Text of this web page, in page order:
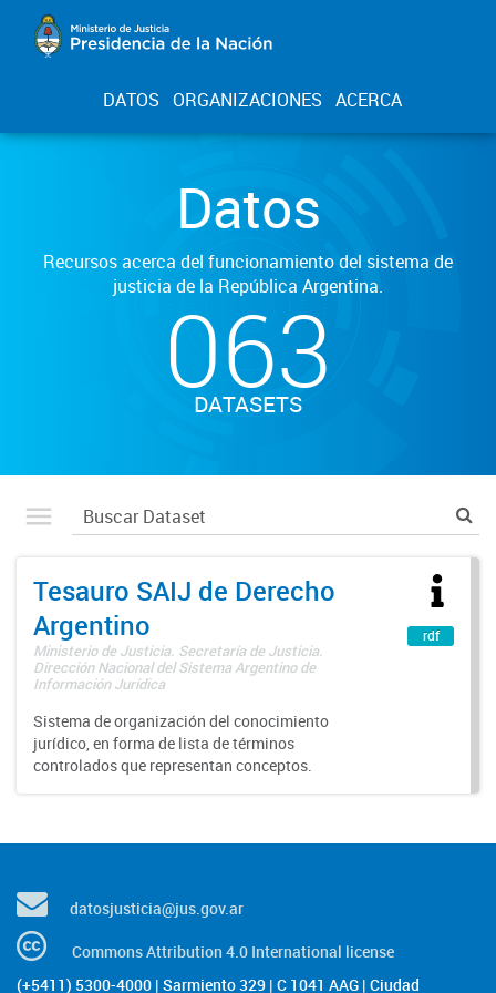
DATOS ORGANIZACIONES ACERCA
Datos
Recursos acerca del funcionamiento del sistema de
justicia de la República Argentina.
063
DATASETS
Tesauro SAIJ de Derecho
Argentino
Ministerio de Justicia. Secretaría de Justicia.
Dirección Nacional del Sistema Argentino de
Información Jurídica
Sistema de organización del conocimiento
jurídico, en forma de lista de términos
controlados que representan conceptos.
rdf
datosjusticia@jus.gov.ar
Commons Attribution 4.0 International license
(+5411) 5300-4000 | Sarmiento 329 | C 1041 AAG | Ciudad